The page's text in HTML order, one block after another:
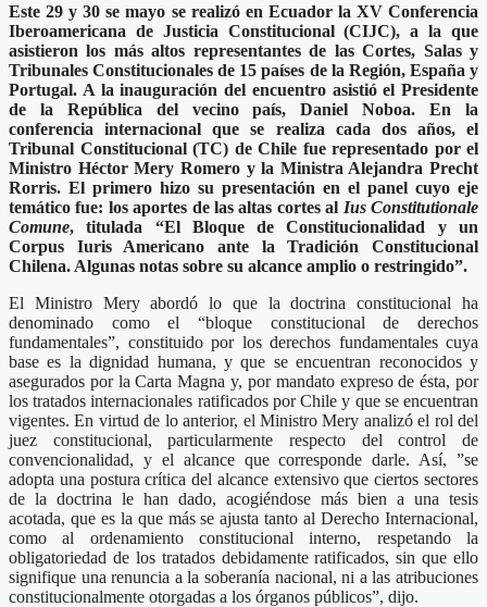
Este 29 y 30 se mayo se realizó en Ecuador la XV Conferencia
Iberoamericana de Justicia Constitucional (CIJC), a la que
asistieron los más altos representantes de las Cortes, Salas y
Tribunales Constitucionales de 15 países de la Región, España y
Portugal. A la inauguración del encuentro asistió el Presidente
de la República del vecino país, Daniel Noboa. En la
conferencia internacional que se realiza cada dos años, el
Tribunal Constitucional (TC) de Chile fue representado por el
Ministro Héctor Mery Romero y la Ministra Alejandra Precht
Rorris. El primero hizo su presentación en el panel cuyo eje
temático fue: los aportes de las altas cortes al Ius Constitutionale
Comune, titulada “El Bloque de Constitucionalidad y un
Corpus Iuris Americano ante la Tradición Constitucional
Chilena. Algunas notas sobre su alcance amplio o restringido”.
El Ministro Mery abordó lo que la doctrina constitucional ha
denominado como el “bloque constitucional de derechos
fundamentales”, constituido por los derechos fundamentales cuya
base es la dignidad humana, y que se encuentran reconocidos y
asegurados por la Carta Magna y, por mandato expreso de ésta, por
los tratados internacionales ratificados por Chile y que se encuentran
vigentes. En virtud de lo anterior, el Ministro Mery analizó el rol del
juez constitucional, particularmente respecto del control de
convencionalidad, y el alcance que corresponde darle. Así, ”se
adopta una postura crítica del alcance extensivo que ciertos sectores
de la doctrina le han dado, acogiéndose más bien a una tesis
acotada, que es la que más se ajusta tanto al Derecho Internacional,
como al ordenamiento constitucional interno, respetando la
obligatoriedad de los tratados debidamente ratificados, sin que ello
signifique una renuncia a la soberanía nacional, ni a las atribuciones
constitucionalmente otorgadas a los órganos públicos”, dijo.